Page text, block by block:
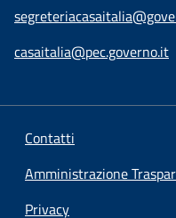
casaitalia@pec.governo.it
Contatti
Amministrazione
Privacy